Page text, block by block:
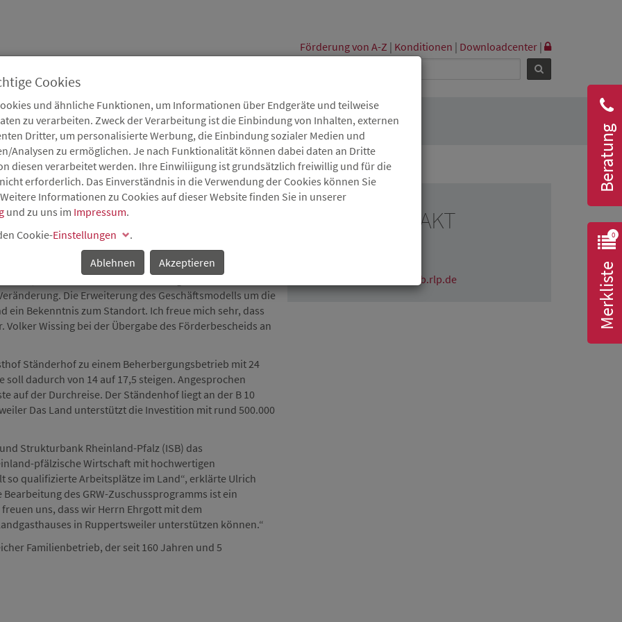
Förderung von A-Z | Konditionen | Downloadcenter |
Karriere Service Aktuelles
Beratung
0
Merkliste
IN DIE REGION
des „Landgasthaus Ständenhof“, Torsten Ehrgott,
der nun mit weiterem Schwung in die Zukunft
Die Erweiterung des Geschäftsmodells um die
ein Bekenntnis zum Standort. Ich freue mich sehr, dass
Wissing bei der Übergabe des Förderbescheids an
Ständerhof zu einem Beherbergungsbetrieb mit 24
dadurch von 14 auf 17,5 steigen. Angesprochen
auf der Durchreise. Der Ständenhof liegt an der B 10
Das Land unterstützt die Investition mit rund 500.000
Strukturbank Rheinland-Pfalz (ISB) das
pfälzische Wirtschaft mit hochwertigen
qualifizierte Arbeitsplätze im Land“, erklärte Ulrich
des GRW-Zuschussprogramms ist ein
uns, dass wir Herrn Ehrgott mit dem
in Ruppertsweiler unterstützen können.“
Familienbetrieb, der seit 160 Jahren und 5
PRESSEKONTAKT
claudia.wichmann@isb.rlp.de
Cookies
und ähnliche Funktionen, um Informationen über Endgeräte und teilweise
zu verarbeiten. Zweck der Verarbeitung ist die Einbindung von Inhalten, externen
Dritter, um personalisierte Werbung, die Einbindung sozialer Medien und
Analysen zu ermöglichen. Je nach Funktionalität können dabei daten an Dritte
diesen verarbeitet werden. Ihre Einwiliigung ist grundsätzlich freiwillig und für die
erforderlich. Das Einverständnis in die Verwendung der Cookies können Sie
Informationen zu Cookies auf dieser Website finden Sie in unserer
und zu uns im Impressum.
Cookie-Einstellungen
.
Ablehnen
Akzeptieren